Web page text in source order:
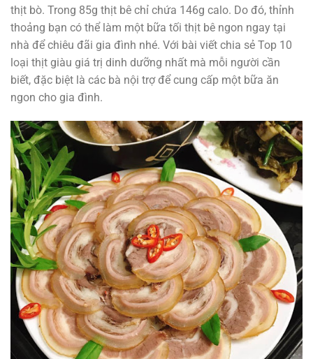
thịt bò. Trong 85g thịt bê chỉ chứa 146g calo. Do đó, thỉnh
thoảng bạn có thể làm một bữa tối thịt bê ngon ngay tại
nhà để chiêu đãi gia đình nhé. Với bài viết chia sẻ Top 10
loại thịt giàu giá trị dinh dưỡng nhất mà mỗi người cần
biết, đặc biệt là các bà nội trợ để cung cấp một bữa ăn
ngon cho gia đình.